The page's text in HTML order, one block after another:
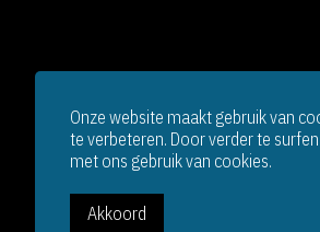
Onze website maakt gebruik van
te verbeteren. Door verder te
met ons gebruik van cookies.
Akkoord